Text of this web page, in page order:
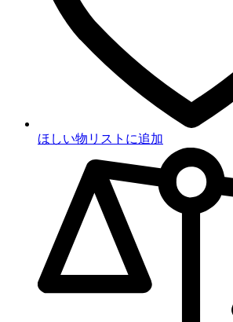
ほしい物リストに追加